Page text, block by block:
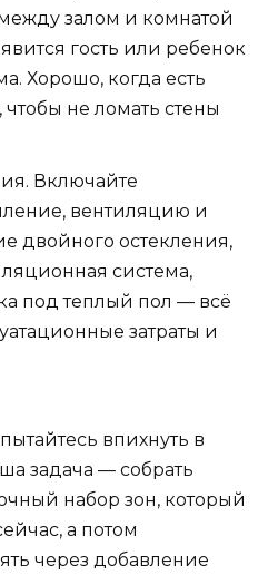
залом и комнатой
гость или ребенок
Хорошо, когда есть
не ломать стены
Включайте
вентиляцию и
двойного остекления,
система,
под теплый пол — всё
затраты и
впихнуть в
задача — собрать
набор зон, который
а потом
через добавление